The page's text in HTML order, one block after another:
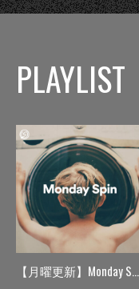
PLAYLIST
【月曜更新】Monday Spin